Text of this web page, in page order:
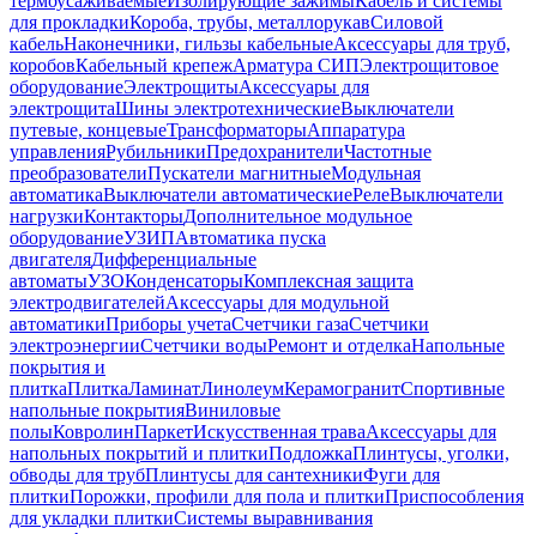
для прокладкиКороба, трубы, металлорукавСиловой
кабельНаконечники, гильзы кабельныеАксессуары для труб,
коробовКабельный крепежАрматура СИПЭлектрощитовое
оборудованиеЭлектрощитыАксессуары для
электрощитаШины электротехническиеВыключатели
путевые, концевыеТрансформаторыАппаратура
управленияРубильникиПредохранителиЧастотные
преобразователиПускатели магнитныеМодульная
автоматикаВыключатели автоматическиеРелеВыключатели
нагрузкиКонтакторыДополнительное модульное
оборудованиеУЗИПАвтоматика пуска
двигателяДифференциальные
автоматыУЗОКонденсаторыКомплексная защита
электродвигателейАксессуары для модульной
автоматикиПриборы учетаСчетчики газаСчетчики
электроэнергииСчетчики водыРемонт и отделкаНапольные
покрытия и
плиткаПлиткаЛаминатЛинолеумКерамогранитСпортивные
напольные покрытияВиниловые
полыКовролинПаркетИскусственная траваАксессуары для
напольных покрытий и плиткиПодложкаПлинтусы, уголки,
обводы для трубПлинтусы для сантехникиФуги для
плиткиПорожки, профили для пола и плиткиПриспособления
для укладки плиткиСистемы выравнивания